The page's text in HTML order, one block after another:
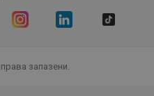
запазени.